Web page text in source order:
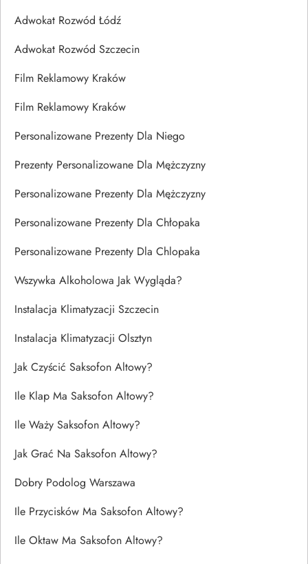
Adwokat Rozwód Łódź
Adwokat Rozwód Szczecin
Film Reklamowy Kraków
Film Reklamowy Kraków
Personalizowane Prezenty Dla Niego
Prezenty Personalizowane Dla Mężczyzny
Personalizowane Prezenty Dla Mężczyzny
Personalizowane Prezenty Dla Chłopaka
Personalizowane Prezenty Dla Chlopaka
Wszywka Alkoholowa Jak Wygląda?
Instalacja Klimatyzacji Szczecin
Instalacja Klimatyzacji Olsztyn
Jak Czyścić Saksofon Altowy?
Ile Klap Ma Saksofon Altowy?
Ile Waży Saksofon Altowy?
Jak Grać Na Saksofon Altowy?
Dobry Podolog Warszawa
Ile Przycisków Ma Saksofon Altowy?
Ile Oktaw Ma Saksofon Altowy?